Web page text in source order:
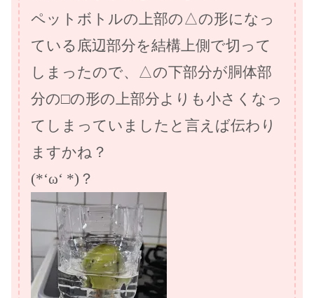
ペットボトルの上部の△の形になっ
ている底辺部分を結構上側で切って
しまったので、△の下部分が胴体部
分の□の形の上部分よりも小さくなっ
てしまっていましたと言えば伝わり
ますかね？
(*‘ω‘ *)？